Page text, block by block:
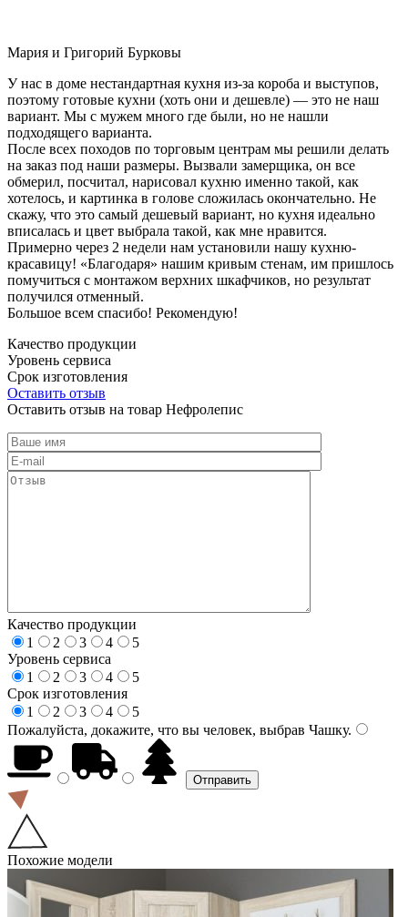
Мария и Григорий Бурковы
У нас в доме нестандартная кухня из-за короба и выступов,
поэтому готовые кухни (хоть они и дешевле) — это не наш
вариант. Мы с мужем много где были, но не нашли
подходящего варианта.
После всех походов по торговым центрам мы решили делать
на заказ под наши размеры. Вызвали замерщика, он все
обмерил, посчитал, нарисовал кухню именно такой, как
хотелось, и картинка в голове сложилась окончательно. Не
скажу, что это самый дешевый вариант, но кухня идеально
вписалась и цвет выбрала такой, как мне нравится.
Примерно через 2 недели нам установили нашу кухню-
красавицу! «Благодаря» нашим кривым стенам, им пришлось
помучиться с монтажом верхних шкафчиков, но результат
получился отменный.
Большое всем спасибо! Рекомендую!
Качество продукции
Уровень сервиса
Срок изготовления
Оставить отзыв
Оставить отзыв на товар Нефролепис
Качество продукции
1
2 3 4
5
Уровень сервиса
1
2 3 4
5
Срок изготовления
1
2 3 4
5
Пожалуйста, докажите, что вы человек, выбрав Чашку.
Похожие модели